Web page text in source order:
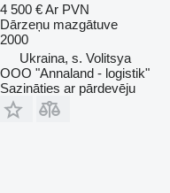
4 500 €Ar PVN
Dārzeņu mazgātuve
2000
Ukraina, s. Volitsya
OOO "Annaland - logistik"
Sazināties ar pārdevēju